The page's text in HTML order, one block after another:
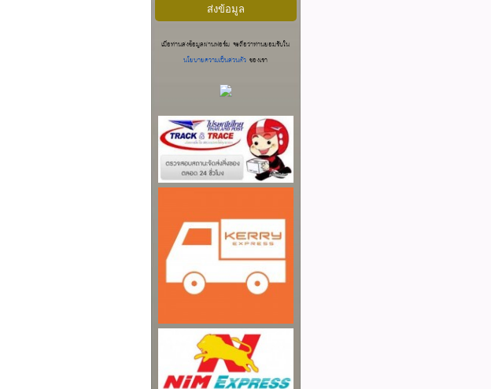
เมื่อท่านส่งข้อมูลผ่านฟอร์ม จะถือว่าท่านยอมรับใน
นโยบายความเป็นส่วนตัวของเรา